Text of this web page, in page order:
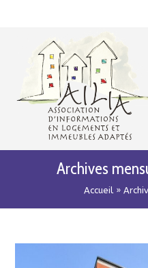
Content
navigation
Archives
Accueil»